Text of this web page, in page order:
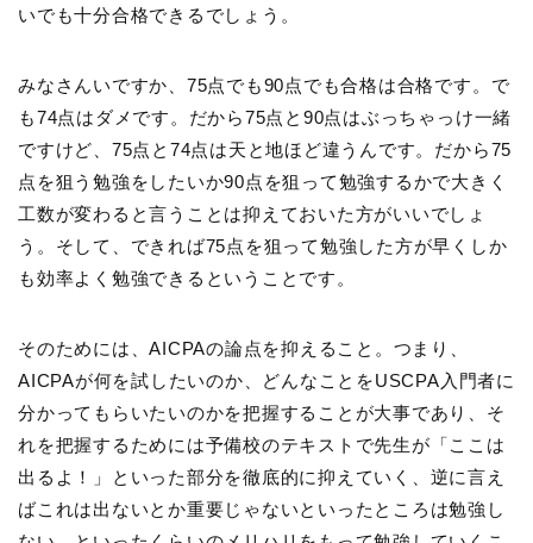
いでも十分合格できるでしょう。
みなさんいですか、75点でも90点でも合格は合格です。で
も74点はダメです。だから75点と90点はぶっちゃっけ一緒
ですけど、75点と74点は天と地ほど違うんです。だから75
点を狙う勉強をしたいか90点を狙って勉強するかで大きく
工数が変わると言うことは抑えておいた方がいいでしょ
う。そして、できれば75点を狙って勉強した方が早くしか
も効率よく勉強できるということです。
そのためには、AICPAの論点を抑えること。つまり、
AICPAが何を試したいのか、どんなことをUSCPA入門者に
分かってもらいたいのかを把握することが大事であり、そ
れを把握するためには予備校のテキストで先生が「ここは
出るよ！」といった部分を徹底的に抑えていく、逆に言え
ばこれは出ないとか重要じゃないといったところは勉強し